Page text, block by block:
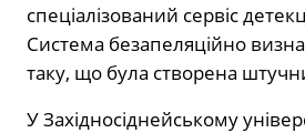
спеціалізований сервіс
Система безапеляційно
таку, що була створена
У Західносіднейському